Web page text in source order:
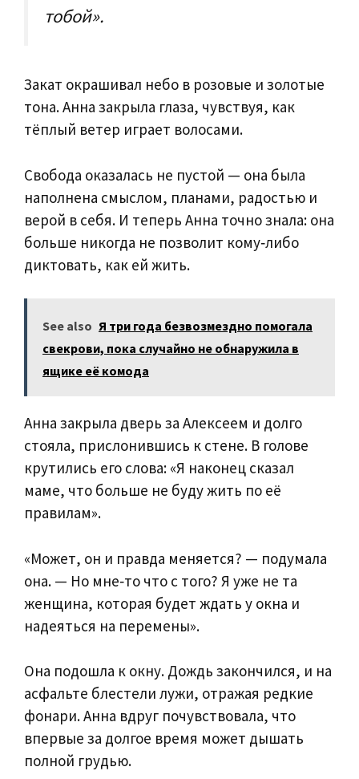
тобой».
Закат окрашивал небо в розовые и золотые
тона. Анна закрыла глаза, чувствуя, как
тёплый ветер играет волосами.
Свобода оказалась не пустой — она была
наполнена смыслом, планами, радостью и
верой в себя. И теперь Анна точно знала: она
больше никогда не позволит кому‑либо
диктовать, как ей жить.
See also Я три года безвозмездно помогала
свекрови, пока случайно не обнаружила в
ящике её комода
Анна закрыла дверь за Алексеем и долго
стояла, прислонившись к стене. В голове
крутились его слова: «Я наконец сказал
маме, что больше не буду жить по её
правилам».
«Может, он и правда меняется? — подумала
она. — Но мне‑то что с того? Я уже не та
женщина, которая будет ждать у окна и
надеяться на перемены».
Она подошла к окну. Дождь закончился, и на
асфальте блестели лужи, отражая редкие
фонари. Анна вдруг почувствовала, что
впервые за долгое время может дышать
полной грудью.